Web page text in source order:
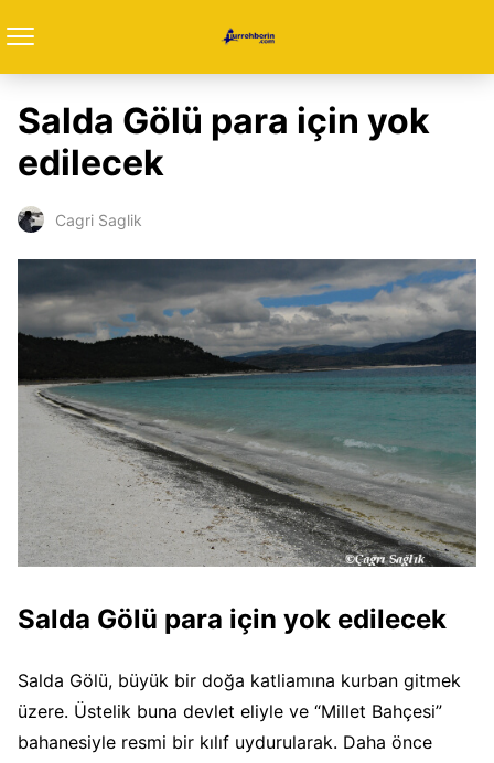
Salda Gölü para için yok
edilecek
Cagri Saglik
Salda Gölü para için yok edilecek
Salda Gölü, büyük bir doğa katliamına kurban gitmek
üzere. Üstelik buna devlet eliyle ve “Millet Bahçesi”
bahanesiyle resmi bir kılıf uydurularak. Daha önce